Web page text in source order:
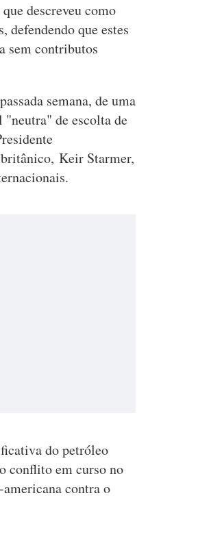
descreveu como
defendendo que estes
sem contributos
semana, de uma
de escolta de
Keir Starmer,
do petróleo
conflito em curso no
contra o